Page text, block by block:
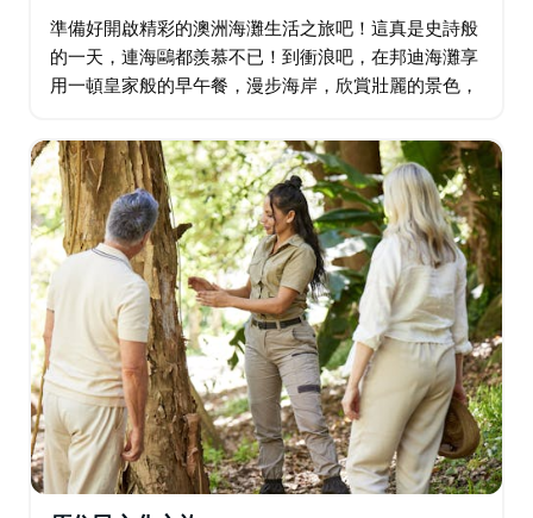
準備好開啟精彩的澳洲海灘生活之旅吧！這真是史詩般
的一天，連海鷗都羨慕不已！到衝浪吧，在邦迪海灘享
用一頓皇家般的早午餐，漫步海岸，欣賞壯麗的景色，
以及Instagram無法展現的美景…